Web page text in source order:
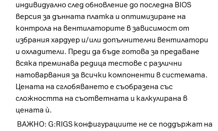
индивидуално след обновление до последна BIOS
версия за дънната платка и оптимизиране на
контрола на вентилаторите в зависимост от
избрания хардуер и/или допълнителни вентилатори
и охладители. Преди да бъде готова за предаване
всяка преминава редица тестове с различни
натоварвания за всички компоненти в системата.
Цената на сглобяването е съобразена със
сложността на съответната и калкулирана в
цената ѝ.
ВАЖНО: G:RIGS конфигурациите не се поддържат на